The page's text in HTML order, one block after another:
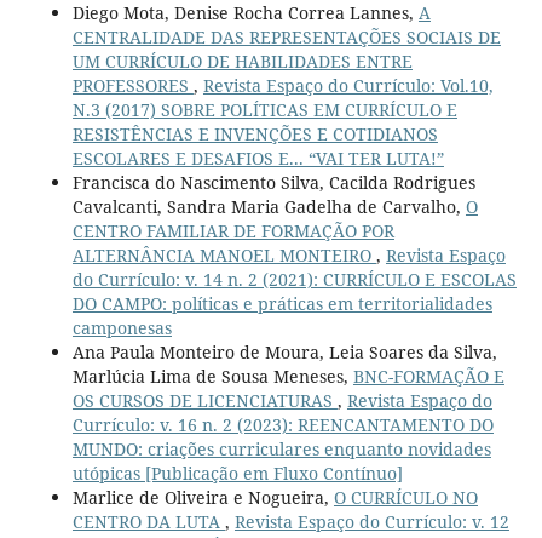
Diego Mota, Denise Rocha Correa Lannes, A
CENTRALIDADE DAS REPRESENTAÇÕES SOCIAIS DE
UM CURRÍCULO DE HABILIDADES ENTRE
PROFESSORES , Revista Espaço do Currículo: Vol.10,
N.3 (2017) SOBRE POLÍTICAS EM CURRÍCULO E
RESISTÊNCIAS E INVENÇÕES E COTIDIANOS
ESCOLARES E DESAFIOS E... “VAI TER LUTA!”
Francisca do Nascimento Silva, Cacilda Rodrigues
Cavalcanti, Sandra Maria Gadelha de Carvalho, O
CENTRO FAMILIAR DE FORMAÇÃO POR
ALTERNÂNCIA MANOEL MONTEIRO , Revista Espaço
do Currículo: v. 14 n. 2 (2021): CURRÍCULO E ESCOLAS
DO CAMPO: políticas e práticas em territorialidades
camponesas
Ana Paula Monteiro de Moura, Leia Soares da Silva,
Marlúcia Lima de Sousa Meneses, BNC-FORMAÇÃO E
OS CURSOS DE LICENCIATURAS , Revista Espaço do
Currículo: v. 16 n. 2 (2023): REENCANTAMENTO DO
MUNDO: criações curriculares enquanto novidades
utópicas [Publicação em Fluxo Contínuo]
Marlice de Oliveira e Nogueira, O CURRÍCULO NO
CENTRO DA LUTA , Revista Espaço do Currículo: v. 12